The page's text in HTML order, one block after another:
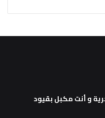
و أنت مكبل بقيود